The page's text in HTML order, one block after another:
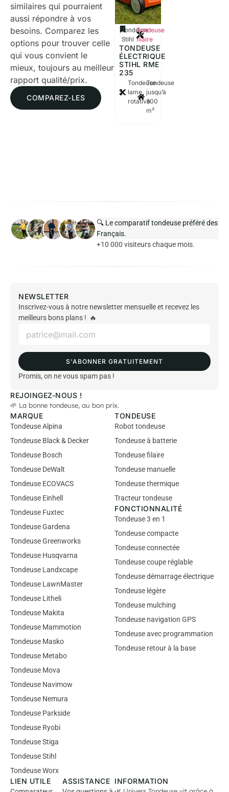
similaires qui pourraient
aussi répondre à vos
besoins. Comparez les
options pour trouver celle
qui vous convient le
mieux, toujours au meilleur
rapport qualité/prix.
COMPAREZ-LES
Tondeuse
Stihl
Tondeuse
filaire
TONDEUSE
ÉLECTRIQUE
STIHL RME
235
Tondeuse
lame
rotative
Tondeuse
jusqu’à
300
m²
🔍 Le comparatif tondeuse préféré des
Français.
+10 000 visiteurs chaque mois.
NEWSLETTER
Inscrivez-vous à notre newsletter mensuelle et recevez les
meilleurs bons plans ! 🔥
i
l
*
S'ABONNER GRATUITEMENT
Promis, on ne vous spam pas !
REJOINGEZ-NOUS !
🌱 La bonne tondeuse, au bon prix.
MARQUE
Tondeuse Alpina
Tondeuse Black & Decker
Tondeuse Bosch
Tondeuse DeWalt
Tondeuse ECOVACS
Tondeuse Einhell
Tondeuse Fuxtec
Tondeuse Gardena
Tondeuse Greenworks
Tondeuse Husqvarna
Tondeuse Landxcape
Tondeuse LawnMaster
Tondeuse Litheli
Tondeuse Makita
Tondeuse Mammotion
Tondeuse Masko
Tondeuse Metabo
Tondeuse Mova
Tondeuse Navimow
Tondeuse Nemura
Tondeuse Parkside
Tondeuse Ryobi
Tondeuse Stiga
Tondeuse Stihl
Tondeuse Worx
TONDEUSE
Robot tondeuse
Tondeuse à batterie
Tondeuse filaire
Tondeuse manuelle
Tondeuse thermique
Tracteur tondeuse
FONCTIONNALITÉ
Tondeuse 3 en 1
Tondeuse compacte
Tondeuse connectée
Tondeuse coupe réglable
Tondeuse démarrage électrique
Tondeuse légère
Tondeuse mulching
Tondeuse navigation GPS
Tondeuse avec programmation
Tondeuse retour à la base
LIEN UTILE ASSISTANCE INFORMATION